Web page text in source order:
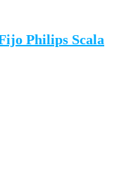
Philips Scala